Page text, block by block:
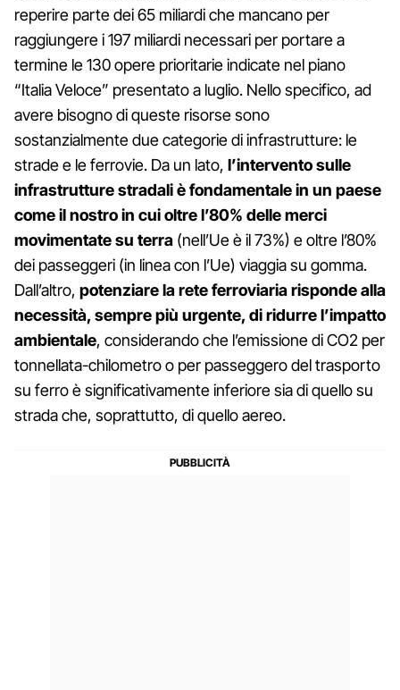
reperire parte dei 65 miliardi che mancano per
raggiungere i 197 miliardi necessari per portare a
termine le 130 opere prioritarie indicate nel piano
“Italia Veloce” presentato a luglio. Nello specifico, ad
avere bisogno di queste risorse sono
sostanzialmente due categorie di infrastrutture: le
strade e le ferrovie. Da un lato, l’intervento sulle
infrastrutture stradali è fondamentale in un paese
come il nostro in cui oltre l’80% delle merci
movimentate su terra (nell’Ue è il 73%) e oltre l’80%
dei passeggeri (in linea con l’Ue) viaggia su gomma.
Dall’altro, potenziare la rete ferroviaria risponde alla
necessità, sempre più urgente, di ridurre l’impatto
ambientale, considerando che l’emissione di CO2 per
tonnellata-chilometro o per passeggero del trasporto
su ferro è significativamente inferiore sia di quello su
strada che, soprattutto, di quello aereo.